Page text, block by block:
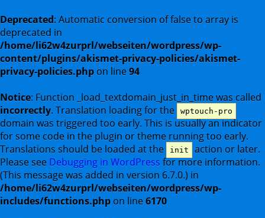
Deprecated: Automatic conversion of false to array is
deprecated in
/home/li62w4zurprl/webseiten/wordpress/wp-
content/plugins/akismet-privacy-policies/akismet-
privacy-policies.php on line94
Notice: Function _load_textdomain_just_in_time was called
incorrectly. Translation loading for the wptouch-pro
domain was triggered too early. This is usually an indicator
for some code in the plugin or theme running too early.
Translations should be loaded at the
init
action or later.
Please see Debugging in WordPress for more information.
(This message was added in version 6.7.0.) in
/home/li62w4zurprl/webseiten/wordpress/wp-
includes/functions.php on line6170